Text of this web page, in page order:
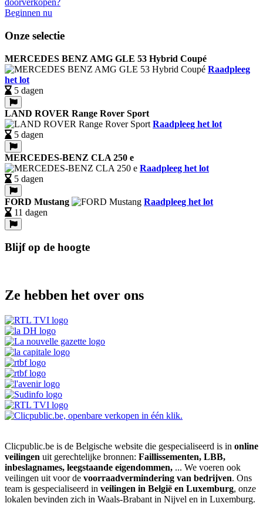
Beginnen nu
Onze selectie
MERCEDES BENZ AMG GLE 53 Hybrid Coupé
Raadpleeg
het lot
5 dagen
LAND ROVER Range Rover Sport
Raadpleeg het lot
5 dagen
MERCEDES-BENZ CLA 250 e
Raadpleeg het lot
5 dagen
FORD Mustang
Raadpleeg het lot
11 dagen
Blijf op de hoogte
Ze hebben het over ons
Clicpublic.be is de Belgische website die gespecialiseerd is in online
veilingen uit gerechtelijke bronnen: Faillissementen, LBB,
inbeslagnames, leegstaande eigendommen, ... We voeren ook
veilingen uit voor de voorraadvermindering van bedrijven. Ons
team is gespecialiseerd in veilingen in België en Luxemburg, onze
lokalen bevinden zich in Waals-Brabant in Nijvel en in Luxemburg.